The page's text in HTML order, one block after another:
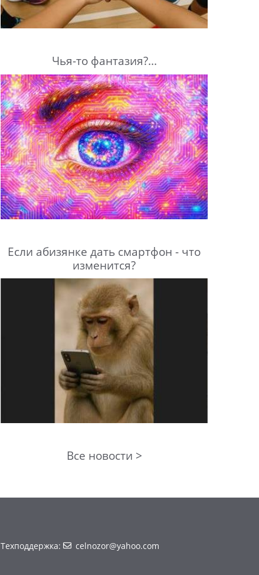
Чья-то фантазия?...
Если абизянке дать смартфон - что
изменится?
Все новости >
Техподдержка: celnozor@yahoo.com